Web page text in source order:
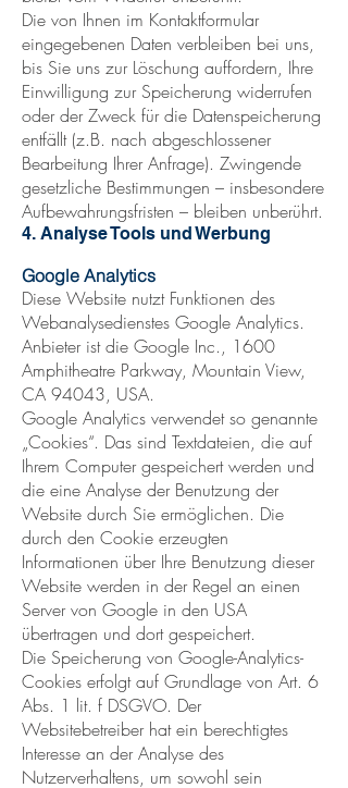
Die von Ihnen im Kontaktformular
eingegebenen Daten verbleiben bei uns,
bis Sie uns zur Löschung auffordern, Ihre
Einwilligung zur Speicherung widerrufen
oder der Zweck für die Datenspeicherung
entfällt (z.B. nach abgeschlossener
Bearbeitung Ihrer Anfrage). Zwingende
gesetzliche Bestimmungen – insbesondere
Aufbewahrungsfristen – bleiben unberührt.
4. Analyse Tools und Werbung
Google Analytics
Diese Website nutzt Funktionen des
Webanalysedienstes Google Analytics.
Anbieter ist die Google Inc., 1600
Amphitheatre Parkway, Mountain View,
CA 94043, USA.
Google Analytics verwendet so genannte
„Cookies“. Das sind Textdateien, die auf
Ihrem Computer gespeichert werden und
die eine Analyse der Benutzung der
Website durch Sie ermöglichen. Die
durch den Cookie erzeugten
Informationen über Ihre Benutzung dieser
Website werden in der Regel an einen
Server von Google in den USA
übertragen und dort gespeichert.
Die Speicherung von Google-Analytics-
Cookies erfolgt auf Grundlage von Art. 6
Abs. 1 lit. f DSGVO. Der
Websitebetreiber hat ein berechtigtes
Interesse an der Analyse des
Nutzerverhaltens, um sowohl sein